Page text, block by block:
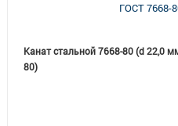
Канат стальной 7668-80 (d 22,0
80)